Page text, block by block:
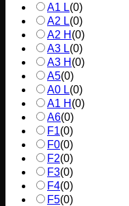
A1 L(0)
A2 L(0)
A2 H (0)
A3 L(0)
A3 H (0)
A5(0)
A0 L(0)
A1 H (0)
A6(0)
F1(0)
F0(0)
F2(0)
F3(0)
F4(0)
F5(0)